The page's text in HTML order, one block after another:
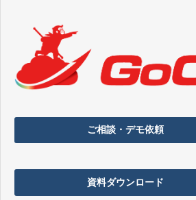
ご相談・デモ依頼
資料ダウンロード